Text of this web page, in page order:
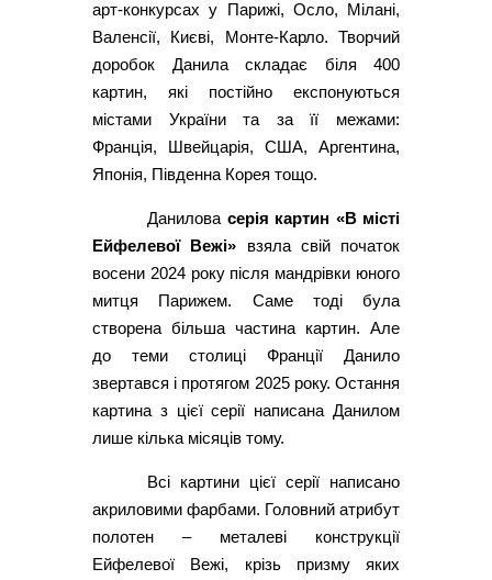
арт-конкурсах у Парижі, Осло, Мілані,
Валенсії, Києві, Монте-Карло. Творчий
доробок Данила складає біля 400
картин, які постійно експонуються
містами України та за її межами:
Франція, Швейцарія, США, Аргентина,
Японія, Південна Корея тощо.
Данилова серія картин «В місті
Ейфелевої Вежі» взяла свій початок
восени 2024 року після мандрівки юного
митця Парижем. Саме тоді була
створена більша частина картин. Але
до теми столиці Франції Данило
звертався і протягом 2025 року. Остання
картина з цієї серії написана Данилом
лише кілька місяців тому.
Всі картини цієї серії написано
акриловими фарбами. Головний атрибут
полотен – металеві конструкції
Ейфелевої Вежі, крізь призму яких